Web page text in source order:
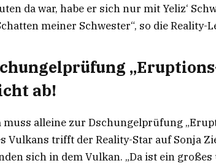
da war, habe er sich nur mit Yeliz‘
meiner Schwester“, so die Reality-
ab!
muss alleine zur Dschungelprüfung
Vulkans trifft der Reality-Star auf Sonja
sich in dem Vulkan. „Da ist ein